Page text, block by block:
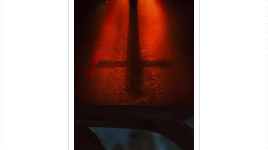
Passageiro do Mal Torrent
(2026) WEB-DL 1080p Dual
Áudio